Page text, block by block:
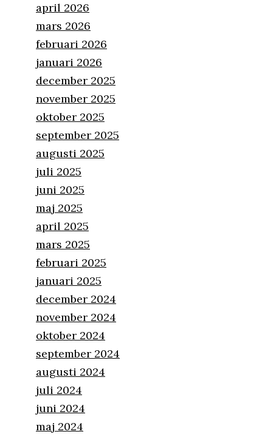
april 2026
mars 2026
februari 2026
januari 2026
december 2025
november 2025
oktober 2025
september 2025
augusti 2025
juli 2025
juni 2025
maj 2025
april 2025
mars 2025
februari 2025
januari 2025
december 2024
november 2024
oktober 2024
september 2024
augusti 2024
juli 2024
juni 2024
maj 2024